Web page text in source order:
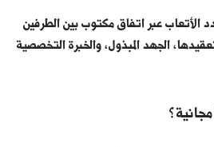
الأتعاب عبر اتفاق مكتوب بين الطرفين
الجهد المبذول، والخبرة التخصصية